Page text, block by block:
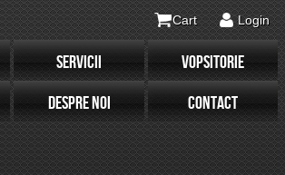
Cart Login
SERVICII
VOPSITORIE
DESPRE NOI CONTACT